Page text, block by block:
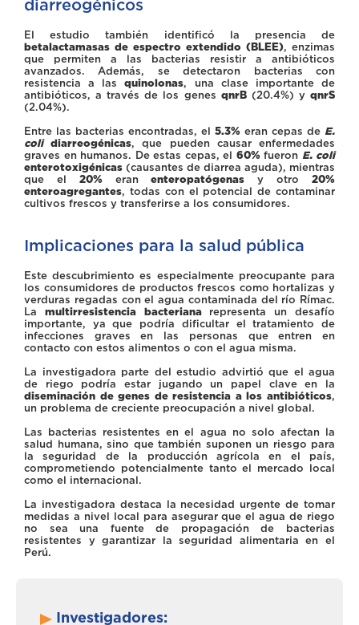
diarreogénicos
El estudio también identificó la presencia de
betalactamasas de espectro extendido (BLEE), enzimas
que permiten a las bacterias resistir a antibióticos
avanzados. Además, se detectaron bacterias con
resistencia a lasquinolonas, una clase importante de
antibióticos, a través de los genes qnrB(20.4%) yqnrS
(2.04%).
Entre las bacterias encontradas, el 5.3% eran cepas de E.
colidiarreogénicas, que pueden causar enfermedades
graves en humanos. De estas cepas, el 60%fueron E. coli
enterotoxigénicas (causantes de diarrea aguda), mientras
que el 20%eranenteropatógenas y otro20%
enteroagregantes, todas con el potencial de contaminar
cultivos frescos y transferirse a los consumidores.
Implicaciones para la salud pública
Este descubrimiento es especialmente preocupante para
los consumidores de productos frescos como hortalizas y
verduras regadas con el agua contaminada del río Rímac.
La multirresistencia bacterianarepresenta un desafío
importante, ya que podría dificultar el tratamiento de
infecciones graves en las personas que entren en
contacto con estos alimentos o con el agua misma.
La investigadora parte del estudio advirtió que el agua
de riego podría estar jugando un papel clave en la
diseminación de genes de resistencia a los antibióticos,
un problema de creciente preocupación a nivel global.
Las bacterias resistentes en el agua no solo afectan la
salud humana, sino que también suponen un riesgo para
la seguridad de la producción agrícola en el país,
comprometiendo potencialmente tanto el mercado local
como el internacional.
La investigadora destaca la necesidad urgente de tomar
medidas a nivel local para asegurar que el agua de riego
no sea una fuente de propagación de bacterias
resistentes y garantizar la seguridad alimentaria en el
Perú.
Investigadores: